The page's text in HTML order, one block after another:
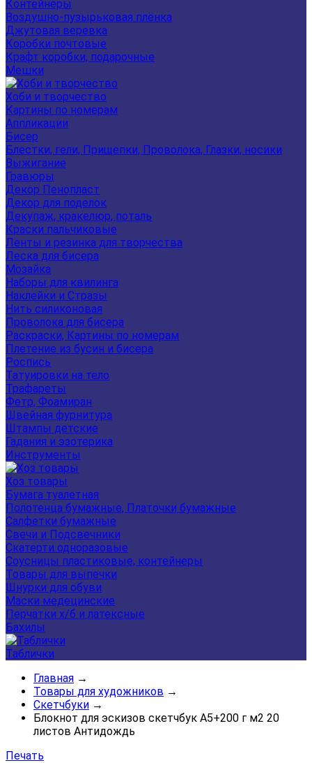
Контейнеры
Воздушно-пузырьковая плёнка
Джутовая веревка
Коробки почтовые
Крафт коробки, подарочные
Мешки
Хоби и творчество
Картины по номерам
Аппликации
Бисер
Блестки, гели, Прищепки, Проволока, Глазки, носики
Выжигание
Гравюры
Декор Пенопласт
Декор для поделок
Декупаж, кракелюр, поталь
Краски пальчиковые
Ленты и резинка для творчества
Леска для бисера
Мозайка
Наборы для квилинга
Наклейки и Стразы
Нить силиконовая
Проволока для бисера
Раскраски, Картины по номерам
Плетение из бусин и бисера
Роспись
Татуировки на тело
Трафареты
Фетр, Фоамиран
Швейная фурнитура
Штампы детские
Гадания и эзотерика
Инструменты
Хоз товары
Бумага туалетная
Полотенца бумажные, Платочки бумажные
Салфетки бумажные
Свечи и Подсвечники
Скатерти одноразовые
Соусницы пластиковые, контейнеры
Товары для выпечки
Шнурки для обуви
Маски медецинские
Перчатки х/б и латексные
Бахилы
Таблички
Главная →
Товары для художников →
Скетчбуки →
Блокнот для эскизов скетчбук А5+200 г м2 20
листов Антидождь
Печать